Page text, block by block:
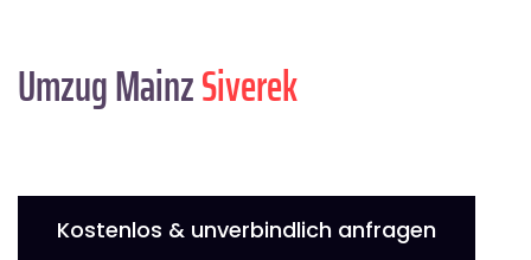
Umzug MainzSiverek
Kostenlos & unverbindlich anfragen